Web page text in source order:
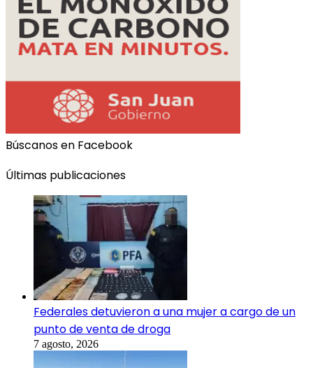
Búscanos en Facebook
Últimas publicaciones
Federales detuvieron a una mujer a cargo de un
punto de venta de droga
7 agosto, 2026